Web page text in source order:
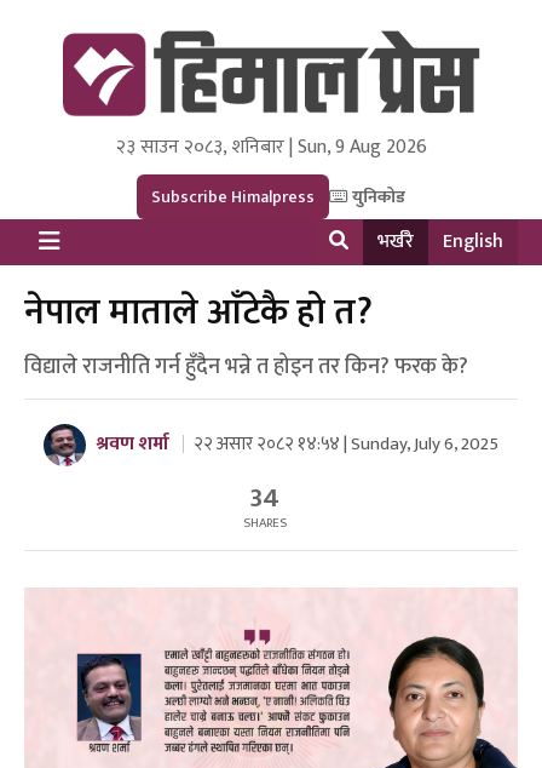
Himal Press
Dot NewsyNepal Media and Research Pvt Ltd.
२३ साउन २०८३, शनिबार | Sun, 9 Aug 2026
Subscribe Himalpress युनिकोड
भर्खरै English
नेपाल माताले आँटेकै हो त?
विद्याले राजनीति गर्न हुँदैन भन्ने त होइन तर किन? फरक के?
श्रवण शर्मा २२ असार २०८२ १४:५४ | Sunday, July 6, 2025
34
SHARES